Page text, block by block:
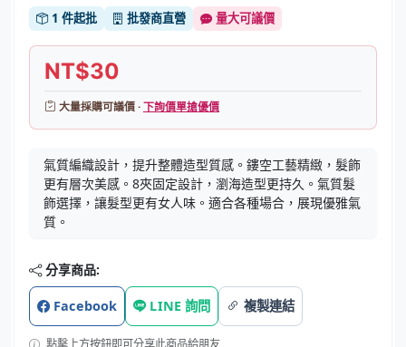
1 件起批 批發商直營 量大可議價
NT$30
大量採購可議價 ·下詢價單搶優價
氣質編織設計，提升整體造型質感。鏤空工藝精緻，髮飾
更有層次美感。8夾固定設計，瀏海造型更持久。氣質髮
飾選擇，讓髮型更有女人味。適合各種場合，展現優雅氣
質。
分享商品:
Facebook LINE 詢問 複製連結
點擊上方按鈕即可分享此商品給朋友